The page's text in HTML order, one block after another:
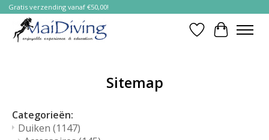
Gratis verzending vanaf €50,00!
Verlanglijst
Sitemap
Categorieën:
Duiken (1147)